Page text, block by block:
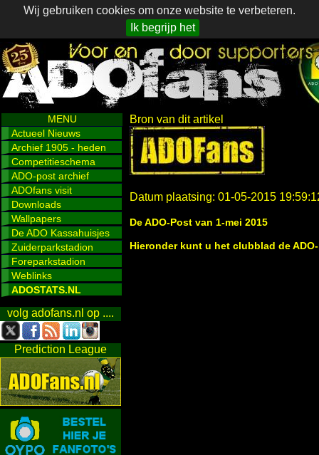
Wij gebruiken cookies om onze website te verbeteren.
Ik begrijp het
MENU
Actueel Nieuws
Archief 1905 - heden
Competitieschema
ADO-post archief
ADOfans visit
Downloads
Wallpapers
De ADO Kassahuisjes
Zuiderparkstadion
Foreparkstadion
Weblinks
ADOSTATS.NL
volg adofans.nl op ....
Prediction League
Bron van dit artikel
Datum plaatsing: 01-05-2015
De ADO-Post van 1-mei 2015
Hieronder kunt u het clubblad de